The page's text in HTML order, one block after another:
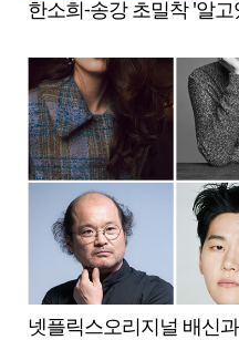
한소희-송강 초밀착 '알
넷플릭스오리지널 배신과